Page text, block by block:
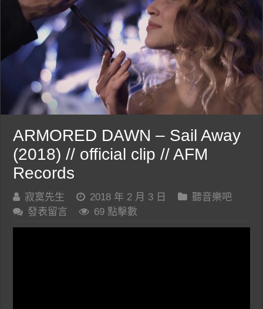
ARMORED DAWN – Sail Away
(2018) // official clip // AFM
Records
寂寞先生 2018 年 2 月 3 日
聽音樂吧
發表留言
69 點擊數